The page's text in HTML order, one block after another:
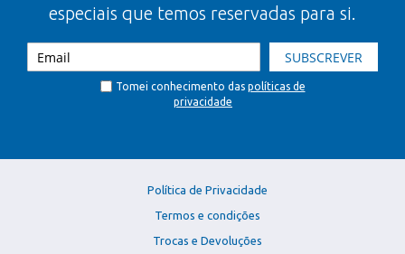
especiais que temos reservadas para si.
SUBSCREVER
Tomei conhecimento das políticas de
privacidade
Política de Privacidade
Termos e condições
Trocas e Devoluções